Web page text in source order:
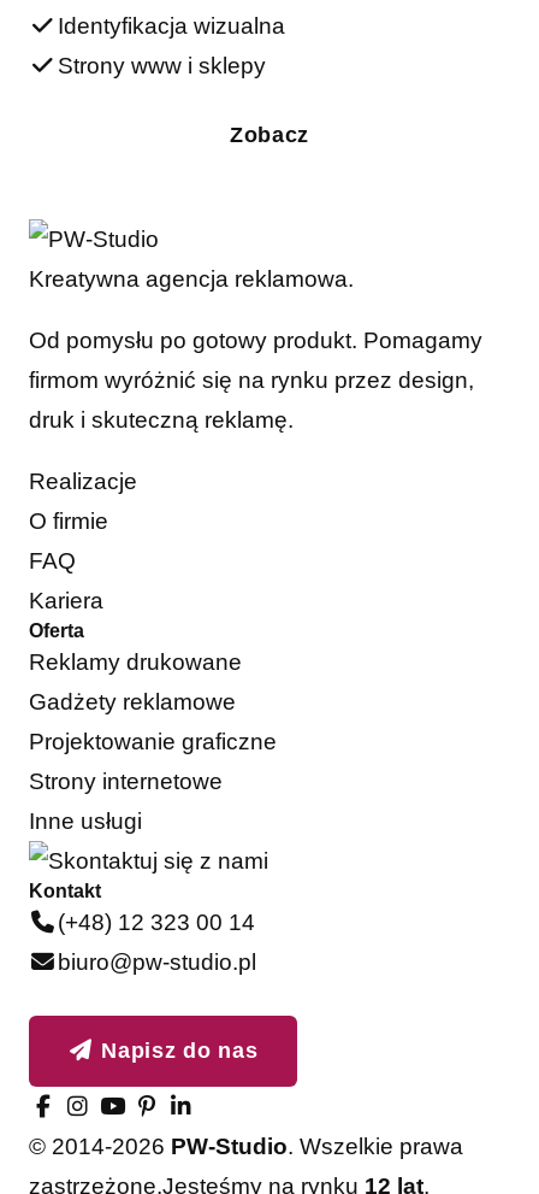
Identyfikacja wizualna
Strony www i sklepy
Zobacz
Kreatywna agencja reklamowa.
Od pomysłu po gotowy produkt. Pomagamy
firmom wyróżnić się na rynku przez design,
druk i skuteczną reklamę.
Realizacje
O firmie
FAQ
Kariera
Oferta
Reklamy drukowane
Gadżety reklamowe
Projektowanie graficzne
Strony internetowe
Inne usługi
Kontakt
(+48) 12 323 00 14
biuro@pw-studio.pl
Napisz do nas
© 2014-2026 PW-Studio. Wszelkie prawa
zastrzeżone.Jesteśmy na rynku 12 lat,